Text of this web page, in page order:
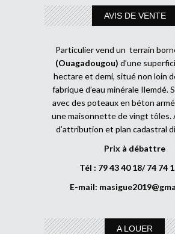
AVIS DE VENTE
Particulier vend un terrain
(Ouagadougou) d’une
hectare et demi, situé non loin
fabrique d’eau minérale Ilemdé.
avec des poteaux en béton
une maisonnette de vingt
d’attribution et plan cadastral
Prix à débattre
Tél : 79 43 40 18/ 74 74
E-mail:
A LOUER